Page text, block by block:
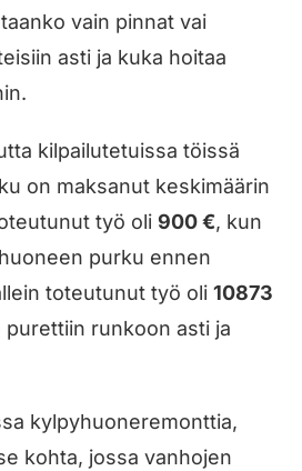
vain pinnat vai
asti ja kuka hoitaa
kilpailutetuissa töissä
on maksanut keskimäärin
työ oli 900 €, kun
purku ennen
toteutunut työ oli 10873
runkoon asti ja
kylpyhuoneremonttia,
kohta, jossa vanhojen